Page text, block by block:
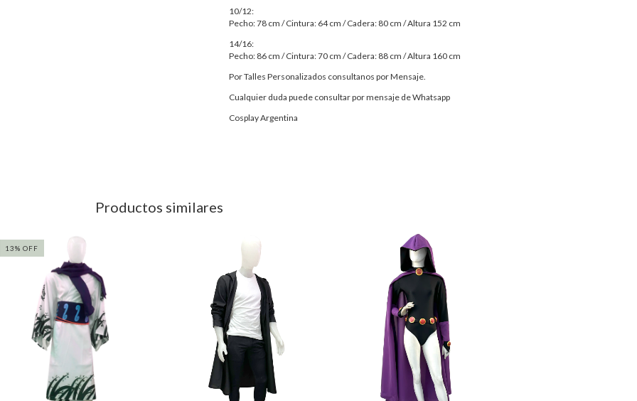
10/12:
Pecho: 78 cm / Cintura: 64 cm / Cadera: 80 cm / Altura 152 cm
14/16:
Pecho: 86 cm / Cintura: 70 cm / Cadera: 88 cm / Altura 160 cm
Por Talles Personalizados consultanos por Mensaje.
Cualquier duda puede consultar por mensaje de Whatsapp
Cosplay Argentina
Productos similares
13% OFF